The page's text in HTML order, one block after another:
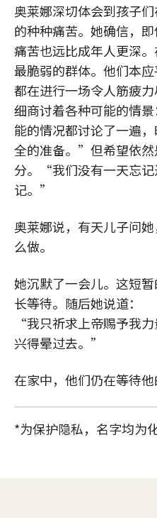
奥莱娜深切体会到孩子
的种种痛苦。她确信，
痛苦也远比成年人更深
最脆弱的群体。他们本
都在进行一场令人筋疲
细商讨着各种可能的情
能的情况都讨论了一遍
全的准备。”但希望依
分。“我们没有一天忘
记。”
奥莱娜说，有天儿子问
么做。
她沉默了一会儿。这短
长等待。随后她说道：
“我只祈求上帝赐予我
兴得晕过去。”
在家中，他们仍在等待他
*为保护隐私，名字均为化